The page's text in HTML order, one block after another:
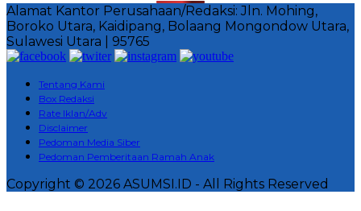
Alamat Kantor Perusahaan/Redaksi: Jln. Mohing,
Boroko Utara, Kaidipang, Bolaang Mongondow Utara,
Sulawesi Utara | 95765
Tentang Kami
Box Redaksi
Rate Iklan/Adv
Disclaimer
Pedoman Media Siber
Pedoman Pemberitaan Ramah Anak
Copyright © 2026 ASUMSI.ID - All Rights Reserved